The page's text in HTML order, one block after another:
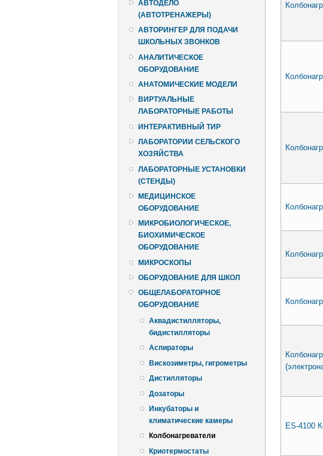
АВТОДЕЛО
(АВТОТРЕНАЖЕРЫ)
АВТОРИНГЕР ДЛЯ ПОДАЧИ
ШКОЛЬНЫХ ЗВОНКОВ
АНАЛИТИЧЕСКОЕ
ОБОРУДОВАНИЕ
АНАТОМИЧЕСКИЕ МОДЕЛИ
ВИРТУАЛЬНЫЕ
ЛАБОРАТОРНЫЕ РАБОТЫ
ИНТЕРАКТИВНЫЙ ТИР
ЛАБОРАТОРИИ СЕЛЬСКОГО
ХОЗЯЙСТВА
ЛАБОРАТОРНЫЕ УСТАНОВКИ
(СТЕНДЫ)
МЕДИЦИНСКОЕ
ОБОРУДОВАНИЕ
МИКРОБИОЛОГИЧЕСКОЕ,
БИОХИМИЧЕСКОЕ
ОБОРУДОВАНИЕ
МИКРОСКОПЫ
ОБОРУДОВАНИЕ ДЛЯ ШКОЛ
ОБЩЕЛАБОРАТОРНОЕ
ОБОРУДОВАНИЕ
Аквадистилляторы,
бидистилляторы
Аспираторы
Вискозиметры, гигрометры
Дистилляторы
Дозаторы
Инкубаторы и
климатические камеры
Колбонагреватели
Криотермостаты
ES-4100